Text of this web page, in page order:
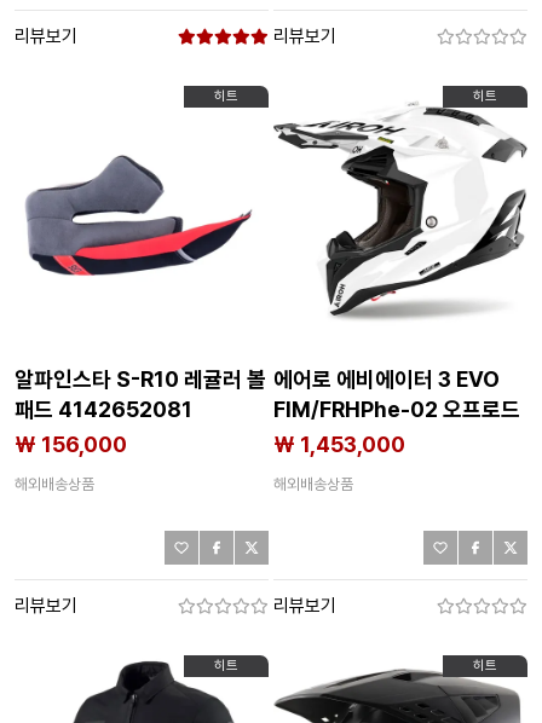
리뷰보기 리뷰보기
히트
알파인스타 S-R10 레귤러 볼
패드 4142652081
₩ 156,000
해외배송상품
리뷰보기
히트
에어로 에비에이터 3 EVO
FIM/FRHPhe-02 오프로드
헬멧 4142805407
₩ 1,453,000
해외배송상품
리뷰보기
히트 히트